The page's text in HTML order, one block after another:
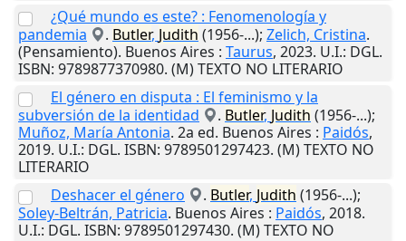
¿Qué mundo es este? : Fenomenología y
pandemia
. Butler, Judith (1956-...); Zelich, Cristina.
(Pensamiento). Buenos Aires : Taurus, 2023. U.I.: DGL.
ISBN: 9789877370980. (M) TEXTO NO LITERARIO
El género en disputa : El feminismo y la
subversión de la identidad
. Butler, Judith (1956-...);
Muñoz, María Antonia. 2a ed. Buenos Aires : Paidós,
2019. U.I.: DGL. ISBN: 9789501297423. (M) TEXTO NO
LITERARIO
Deshacer el género
. Butler, Judith (1956-...);
Soley-Beltrán, Patricia. Buenos Aires : Paidós, 2018.
U.I.: DGL. ISBN: 9789501297430. (M) TEXTO NO